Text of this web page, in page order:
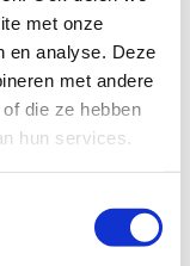
met onze
en analyse. Deze
met andere
die ze hebben
hun services.